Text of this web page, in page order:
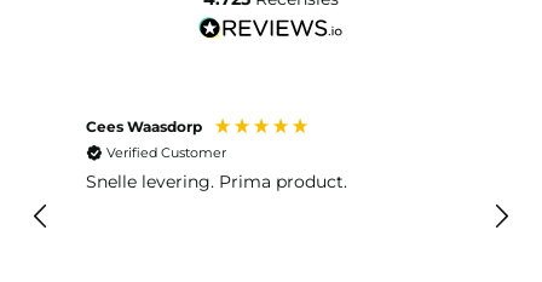
Cees Waasdorp
Verified Customer
Snelle levering. Prima product.
lang